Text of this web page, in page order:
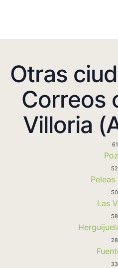
Otras
Correos
Villoria
Las